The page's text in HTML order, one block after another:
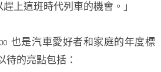
上這班時代列車的機會。」
也是汽車愛好者和家庭的年度標
待的亮點包括：